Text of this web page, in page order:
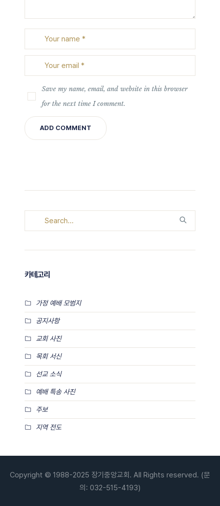
Save my name, email, and website in this browser
for the next time I comment.
카테고리
가정 예배 모범지
공지사항
교회 사진
목회 서신
선교 소식
예배 특송 사진
주보
지역 전도
Copyright © 1988-2025 장기중앙교회. All Rights reserved. (문
의: 032-515-4193)